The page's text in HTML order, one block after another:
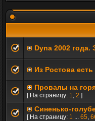
Dyna 2002 года.
Из Ростова
Провалы на
[ На страницу: 1, 2 ]
Синенько-
[ На страницу: 1 ... 65,